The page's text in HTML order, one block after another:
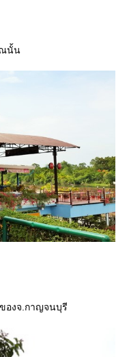
ณนั้น
องจ.กาญจนบุรี